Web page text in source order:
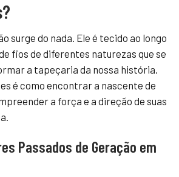
surge do nada. Ele é tecido ao longo
fios de diferentes naturezas que se
a tapeçaria da nossa história.
é como encontrar a nascente de
a força e a direção de suas
Passados de Geração em